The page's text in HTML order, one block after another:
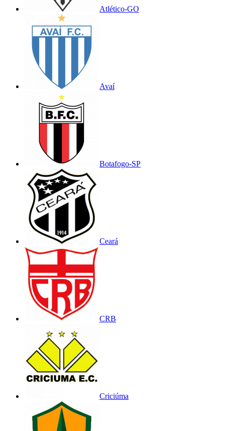
Atlético-GO
Avaí
Botafogo-SP
Ceará
CRB
Criciúma